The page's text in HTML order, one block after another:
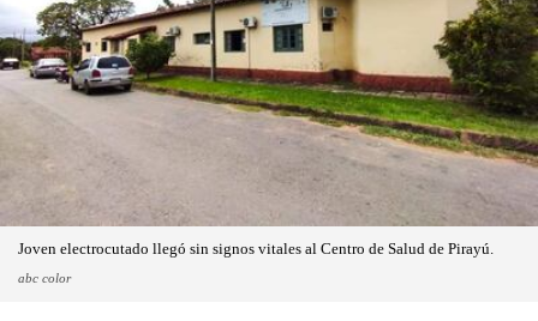
Joven electrocutado llegó sin signos vitales al Centro de Salud de Pirayú.
abc color